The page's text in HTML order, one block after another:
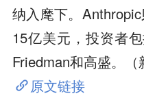
纳入麾下。
15亿美元，投资者
Friedman和高盛。（
原文链接